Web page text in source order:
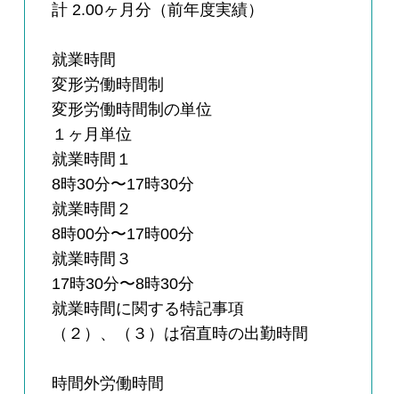
計 2.00ヶ月分（前年度実績）
就業時間
変形労働時間制
変形労働時間制の単位
１ヶ月単位
就業時間１
8時30分〜17時30分
就業時間２
8時00分〜17時00分
就業時間３
17時30分〜8時30分
就業時間に関する特記事項
（２）、（３）は宿直時の出勤時間
時間外労働時間